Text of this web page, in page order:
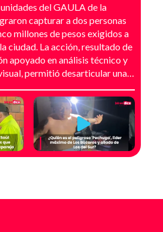
del GAULA de la
capturar a dos personas
millones de pesos exigidos a
ciudad. La acción, resultado de
apoyado en análisis técnico y
permitió desarticular una
de grupos armados y presión
comerciales. La
con la captura, sino con el
que empezó a recibir
en las que le exigían dinero a